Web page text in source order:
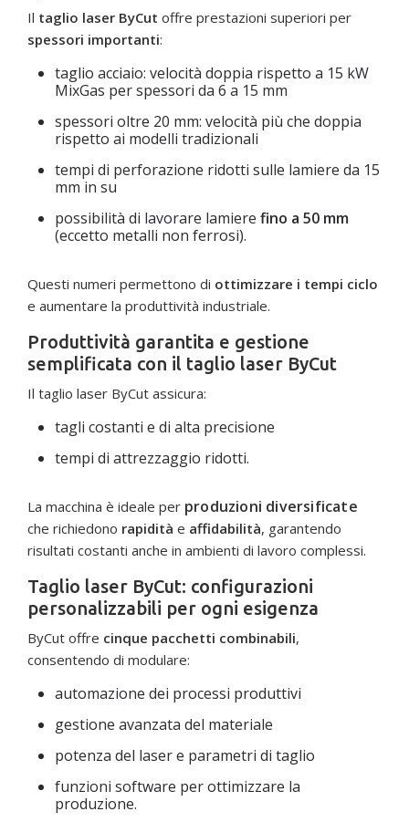
Il taglio laser ByCut offre prestazioni superiori per
spessori importanti:
taglio acciaio: velocità doppia rispetto a 15 kW
MixGas per spessori da 6 a 15 mm
spessori oltre 20 mm: velocità più che doppia
rispetto ai modelli tradizionali
tempi di perforazione ridotti sulle lamiere da 15
mm in su
possibilità di lavorare lamiere fino a 50 mm
(eccetto metalli non ferrosi).
Questi numeri permettono di ottimizzare i tempi ciclo
e aumentare la produttività industriale.
Produttività garantita e gestione
semplificata con il taglio laser ByCut
Il taglio laser ByCut assicura:
tagli costanti e di alta precisione
tempi di attrezzaggio ridotti.
La macchina è ideale per produzioni diversificate
che richiedono rapidità e affidabilità, garantendo
risultati costanti anche in ambienti di lavoro complessi.
Taglio laser ByCut: configurazioni
personalizzabili per ogni esigenza
ByCut offre cinque pacchetti combinabili,
consentendo di modulare:
automazione dei processi produttivi
gestione avanzata del materiale
potenza del laser e parametri di taglio
funzioni software per ottimizzare la
produzione.